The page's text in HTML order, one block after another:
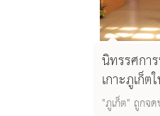
นิทรรศกา
เกาะภูเก็
"ภูเก็ต" ถูกจ